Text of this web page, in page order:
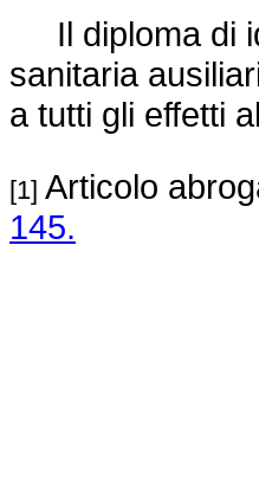
Il diploma di
sanitaria
a tutti gli effetti
[1] Articolo
145.